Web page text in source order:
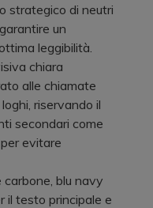
strategico di neutri
un
leggibilità.
chiara
alle chiamate
riservando il
secondari come
evitare
blu navy
il testo principale e